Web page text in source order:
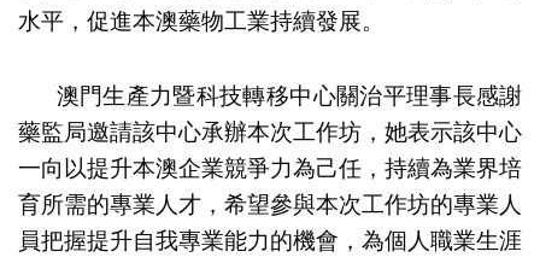
水平，促進本澳藥物工業持續發展。
澳門生產力暨科技轉移中心關治平理事長感謝
藥監局邀請該中心承辦本次工作坊，她表示該中心
一向以提升本澳企業競爭力為己任，持續為業界培
育所需的專業人才，希望參與本次工作坊的專業人
員把握提升自我專業能力的機會，為個人職業生涯